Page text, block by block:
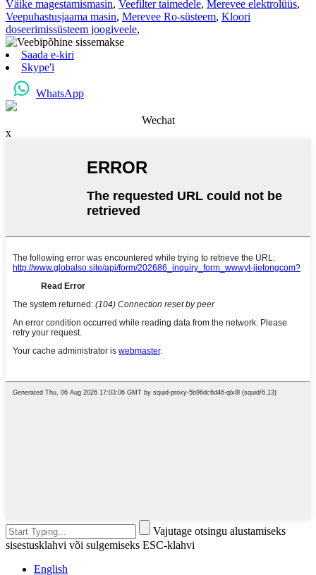
Väike magestamismasin, Veefilter taimedele, Merevee elektrolüüs,
Veepuhastusjaama masin, Merevee Ro-süsteem, Kloori
doseerimissüsteem joogiveele,
Saada e-kiri
Skype'i
WhatsApp
Wechat
x
Vajutage otsingu alustamiseks
sisestusklahvi või sulgemiseks ESC-klahvi
English